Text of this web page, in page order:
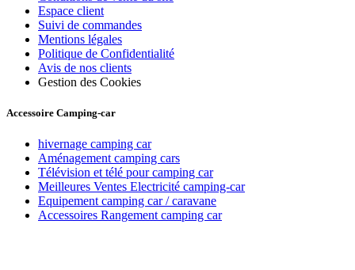
Espace client
Suivi de commandes
Mentions légales
Politique de Confidentialité
Avis de nos clients
Gestion des Cookies
Accessoire Camping-car
hivernage camping car
Aménagement camping cars
Télévision et télé pour camping car
Meilleures Ventes Electricité camping-car
Equipement camping car / caravane
Accessoires Rangement camping car